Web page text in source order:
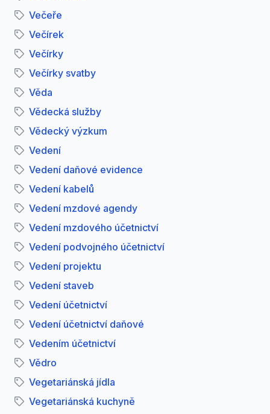
Večeře
Večírek
Večírky
Večírky svatby
Věda
Vědecká služby
Vědecký výzkum
Vedení
Vedení daňové evidence
Vedení kabelů
Vedení mzdové agendy
Vedení mzdového účetnictví
Vedení podvojného účetnictví
Vedení projektu
Vedení staveb
Vedení účetnictví
Vedení účetnictví daňové
Vedením účetnictví
Vědro
Vegetariánská jídla
Vegetariánská kuchyně